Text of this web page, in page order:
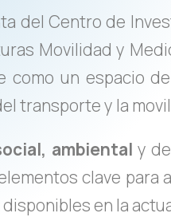
del Centro de
Movilidad y
como un espacio
transporte y la
ambiental y de
clave para
en la